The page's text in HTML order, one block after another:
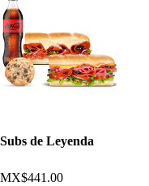
Subs de Leyenda
MX$441.00